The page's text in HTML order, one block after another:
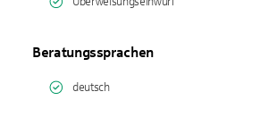
Beratungssprachen
deutsch